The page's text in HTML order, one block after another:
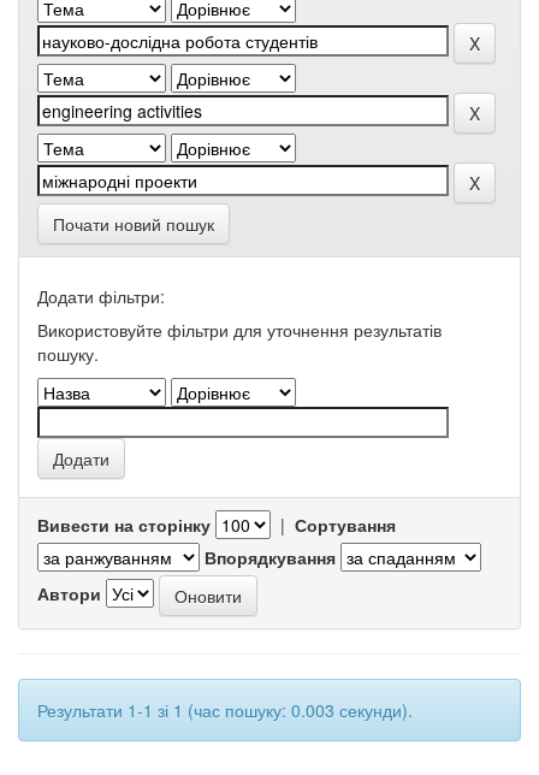
Почати новий пошук
Додати фільтри:
Використовуйте фільтри для уточнення результатів
пошуку.
Вивести на сторінку | Сортування
Впорядкування
Автори
Результати 1-1 зі 1 (час пошуку: 0.003 секунди).